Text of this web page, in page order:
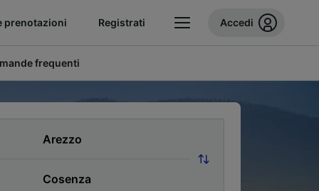
prenotazioni Registrati Accedi
frequenti